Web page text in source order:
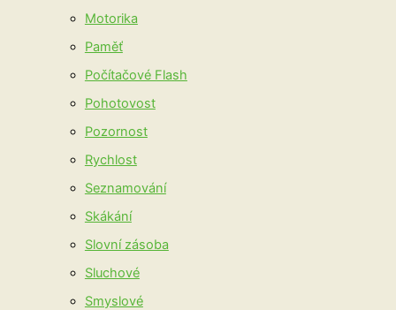
Motorika
Paměť
Počítačové Flash
Pohotovost
Pozornost
Rychlost
Seznamování
Skákání
Slovní zásoba
Sluchové
Smyslové